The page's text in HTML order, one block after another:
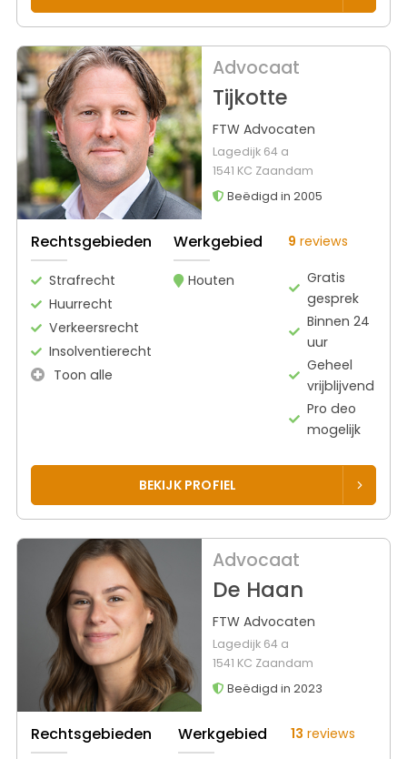
Advocaat
Tijkotte
FTW Advocaten
Lagedijk 64 a
1541 KC Zaandam
Beëdigd in 2005
Rechtsgebieden
Strafrecht
Huurrecht
Verkeersrecht
Insolventierecht
Toon alle
Werkgebied
Houten
9 reviews
Gratis
gesprek
Binnen 24
uur
Geheel
vrijblijvend
Pro deo
mogelijk
BEKIJK PROFIEL
Advocaat
De Haan
FTW Advocaten
Lagedijk 64 a
1541 KC Zaandam
Beëdigd in 2023
Rechtsgebieden Werkgebied 13 reviews